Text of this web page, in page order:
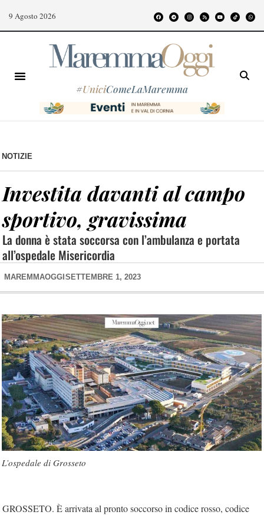
9 Agosto 2026
#UniciComeLaMaremma
NOTIZIE
Investita davanti al campo
sportivo, gravissima
La donna è stata soccorsa con l’ambulanza e portata
all’ospedale Misericordia
MAREMMAOGGI SETTEMBRE 1, 2023
L’ospedale di Grosseto
GROSSETO. È arrivata al pronto soccorso in codice rosso, codice